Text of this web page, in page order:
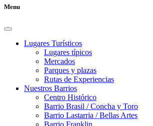
Menu
Lugares Turísticos
Lugares tí­picos
Mercados
Parques y plazas
Rutas de Experiencias
Nuestros Barrios
Centro Histórico
Barrio Brasil / Concha y Toro
Barrio Lastarria / Bellas Artes